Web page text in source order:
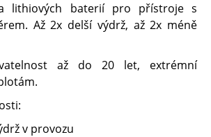
lithiových baterií pro přístroje s
Až 2x delší výdrž, až 2x méně
až do 20 let, extrémní
v provozu